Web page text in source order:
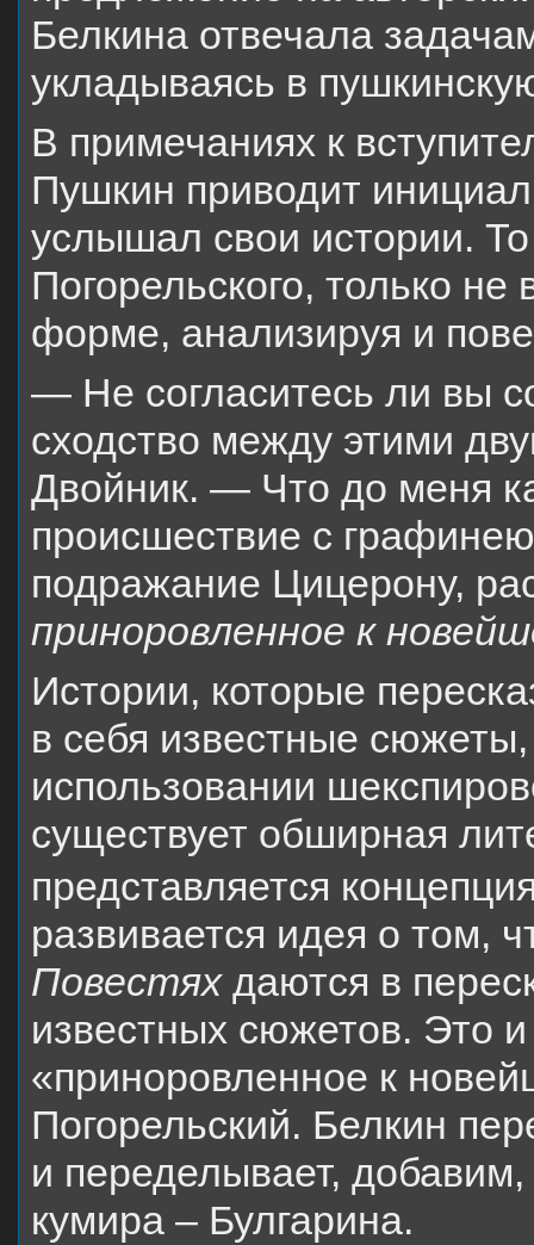
Белкина отвечала
укладываясь в
В примечаниях к
Пушкин приводит
услышал свои истории.
Погорельского, только
форме, анализируя и
— Не согласитесь ли вы
сходство между этими
Двойник. — Что до меня
происшествие с
подражание Цицерону,
приноровленное к
Истории, которые
в себя известные
использовании
существует обширная
представляется
развивается идея о том,
Повестяхдаются в
известных сюжетов. Это
«приноровленное к
Погорельский. Белкин
и переделывает,
кумира – Булгарина.